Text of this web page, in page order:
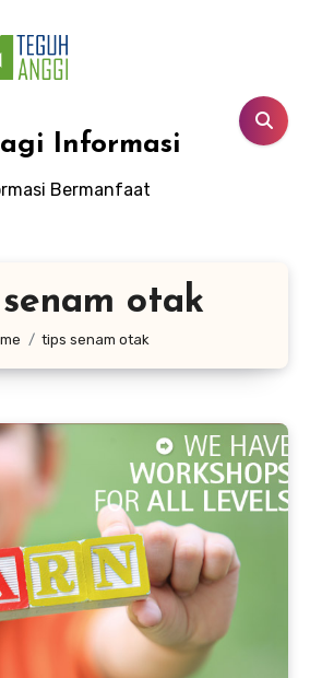
Informasi
Bermanfaat
otak
tips senam otak